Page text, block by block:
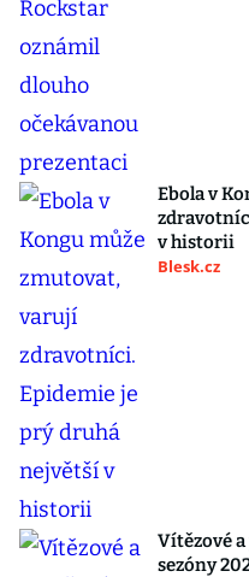
Ebola v
v historii
Blesk.cz
Vítězové
sezóny